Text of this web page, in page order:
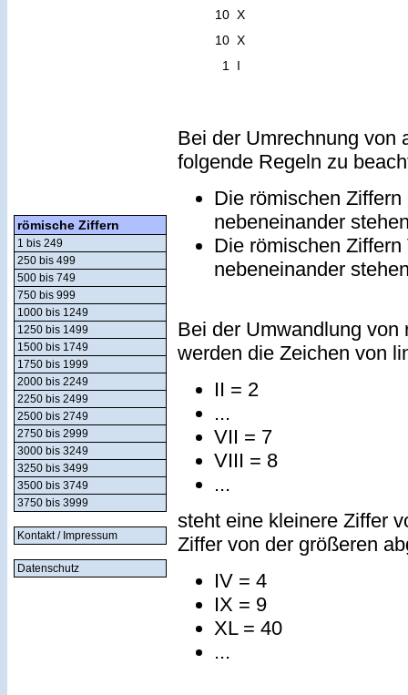
römische Ziffern
1 bis 249
250 bis 499
500 bis 749
750 bis 999
1000 bis 1249
1250 bis 1499
1500 bis 1749
1750 bis 1999
2000 bis 2249
2250 bis 2499
2500 bis 2749
2750 bis 2999
3000 bis 3249
3250 bis 3499
3500 bis 3749
3750 bis 3999
Kontakt / Impressum
Datenschutz
10 X
10 X
1
I
Bei der Umrechnung von
folgende Regeln zu
Die römischen
nebeneinander
Die römischen
nebeneinander
Bei der Umwandlung von
werden die Zeichen von
II = 2
...
VII = 7
VIII = 8
...
steht eine kleinere Ziffer
Ziffer von der größeren
IV = 4
IX = 9
XL = 40
...